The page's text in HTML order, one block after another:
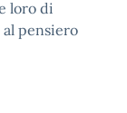
loro di
al pensiero